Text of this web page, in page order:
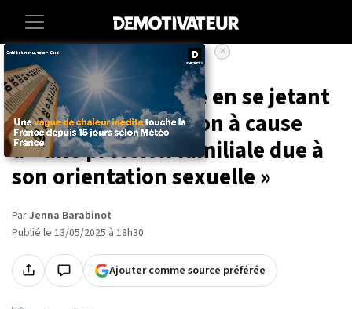
Accueil Societe
À 17 ans, elle se tue en se jetant
du haut du Panthéon à cause
d'«une pression familiale due à
son orientation sexuelle »
ParJenna Barabinot
Publié le 13/05/2025 à 18h30
Ajouter comme source préférée
×